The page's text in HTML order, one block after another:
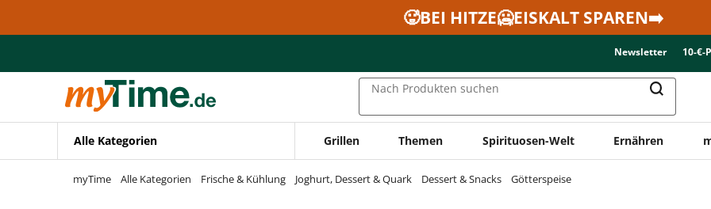
Zur Navigation springen
🥵BEI HITZE🥶EISKALT SPAREN➡️
Newsletter 10-€-
Nach Produkten suchen
Alle Kategorien Grillen Themen Spirituosen-Welt Ernähren
myTime Alle Kategorien Frische & Kühlung Joghurt, Dessert & Quark Dessert & Snacks Götterspeise